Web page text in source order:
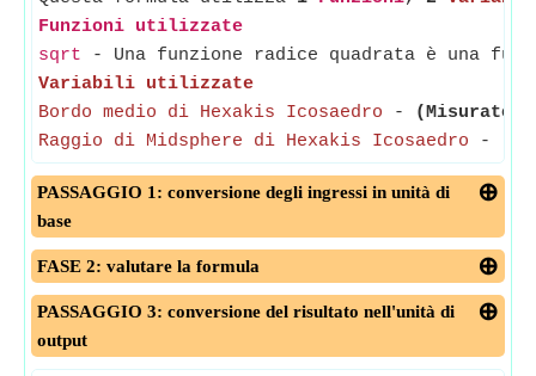
Funzioni utilizzate
sqrt - Una funzione radice quadrata è una
Variabili utilizzate
Bordo medio di Hexakis Icosaedro -
(Misurato
Raggio di Midsphere di Hexakis Icosaedro -
PASSAGGIO 1: conversione degli ingressi in unità di
base
FASE 2: valutare la formula
PASSAGGIO 3: conversione del risultato nell'unità di
output